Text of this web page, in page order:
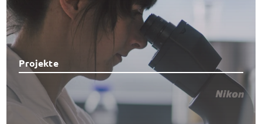
Projekte